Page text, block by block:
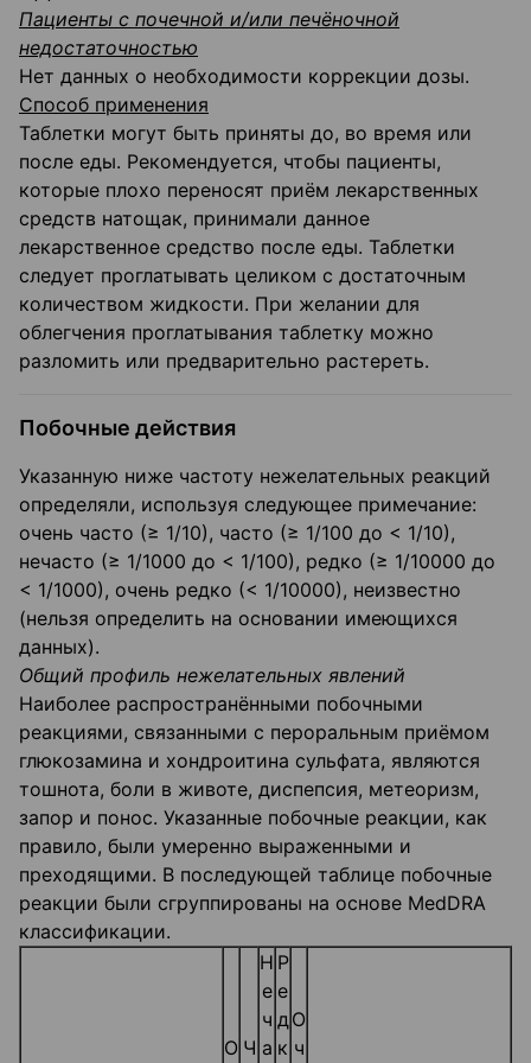
Пациенты с почечной и/или печёночной
недостаточностью
Нет данных о необходимости коррекции дозы.
Способ применения
Таблетки могут быть приняты до, во время или
после еды. Рекомендуется, чтобы пациенты,
которые плохо переносят приём лекарственных
средств натощак, принимали данное
лекарственное средство после еды. Таблетки
следует проглатывать целиком с достаточным
количеством жидкости. При желании для
облегчения проглатывания таблетку можно
разломить или предварительно растереть.
Побочные действия
Указанную ниже частоту нежелательных реакций
определяли, используя следующее примечание:
очень часто (≥ 1/10), часто (≥ 1/100 до < 1/10),
нечасто (≥ 1/1000 до < 1/100), редко (≥ 1/10000 до
< 1/1000), очень редко (< 1/10000), неизвестно
(нельзя определить на основании имеющихся
данных).
Общий профиль нежелательных явлений
Наиболее распространёнными побочными
реакциями, связанными с пероральным приёмом
глюкозамина и хондроитина сульфата, являются
тошнота, боли в животе, диспепсия, метеоризм,
запор и понос. Указанные побочные реакции, как
правило, были умеренно выраженными и
преходящими. В последующей таблице побочные
реакции были сгруппированы на основе MedDRA
классификации.
О Ч
Н
е
ч
а
Р
е
д
к
О
ч